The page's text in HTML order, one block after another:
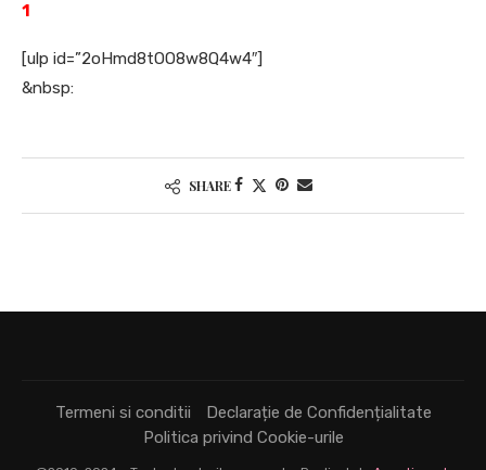
1
[ulp id=”2oHmd8tOO8w8Q4w4″]
&nbsp:
SHARE
Termeni si conditii
Declarație de Confidențialitate
Politica privind Cookie-urile